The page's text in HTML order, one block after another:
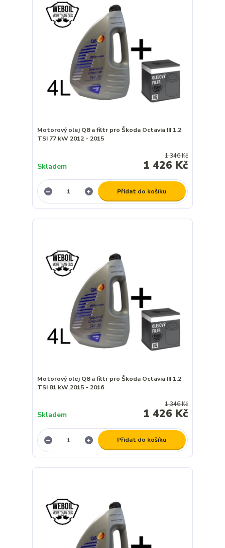
Motorový olej Q8 a filtr pro Škoda Octavia III 1.2
TSI 77 kW 2012 - 2015
1 346 Kč
1 426 Kč
Skladem
Přidat do košíku
Motorový olej Q8 a filtr pro Škoda Octavia III 1.2
TSI 81 kW 2015 - 2016
1 346 Kč
1 426 Kč
Skladem
Přidat do košíku